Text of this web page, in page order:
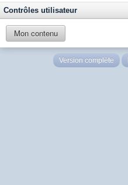
Contrôles utilisateur
Mon contenu
Version complète